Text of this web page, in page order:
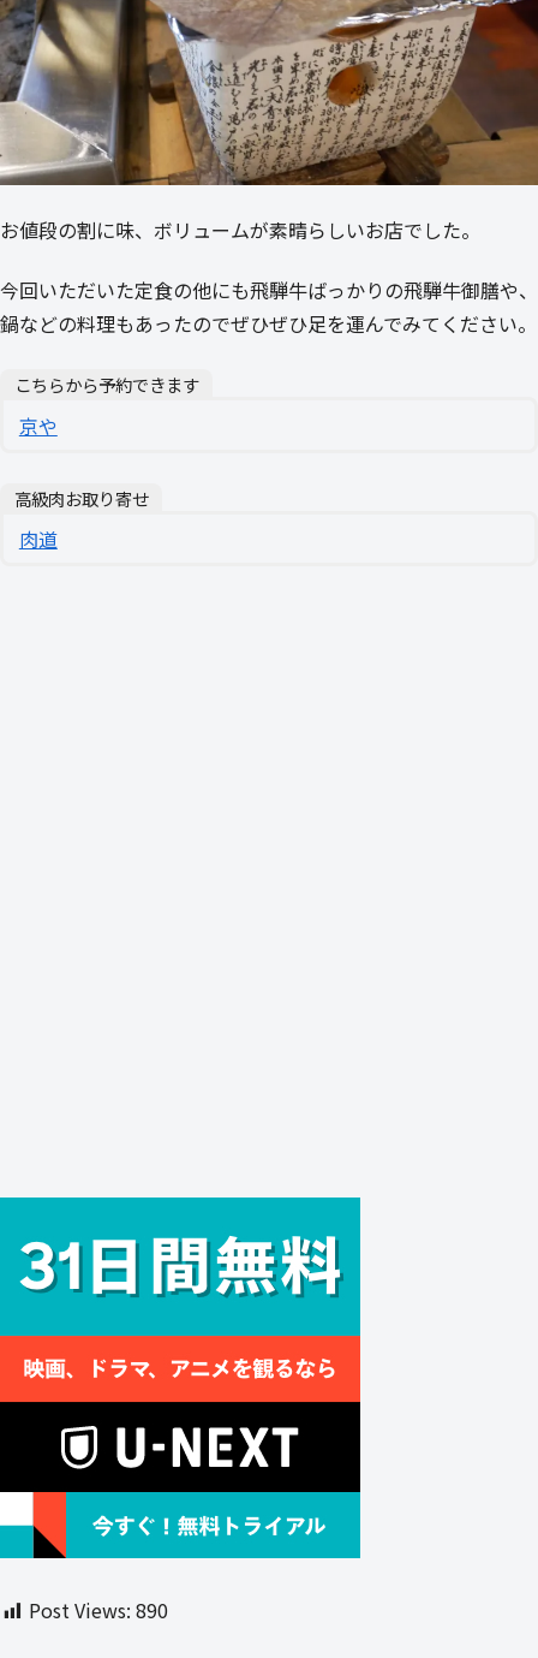
お値段の割に味、ボリュームが素晴らしいお店でした。
今回いただいた定食の他にも飛騨牛ばっかりの飛騨牛御膳や、
鍋などの料理もあったのでぜひぜひ足を運んでみてください。
こちらから予約できます
京や
高級肉お取り寄せ
肉道
Post Views: 890